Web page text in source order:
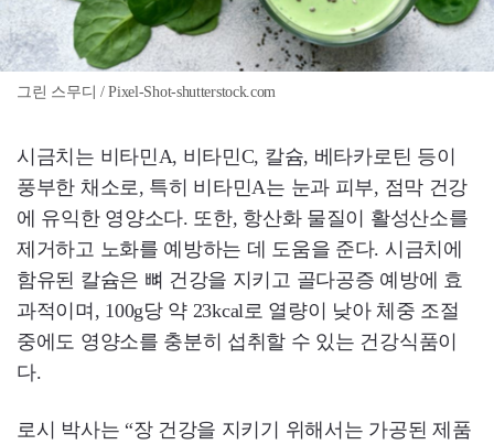
그린 스무디 / Pixel-Shot-shutterstock.com
시금치는 비타민A, 비타민C, 칼슘, 베타카로틴 등이
풍부한 채소로, 특히 비타민A는 눈과 피부, 점막 건강
에 유익한 영양소다. 또한, 항산화 물질이 활성산소를
제거하고 노화를 예방하는 데 도움을 준다. 시금치에
함유된 칼슘은 뼈 건강을 지키고 골다공증 예방에 효
과적이며, 100g당 약 23kcal로 열량이 낮아 체중 조절
중에도 영양소를 충분히 섭취할 수 있는 건강식품이
다.
로시 박사는 “장 건강을 지키기 위해서는 가공된 제품